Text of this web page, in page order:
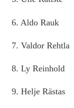
6. Aldo Rauk
7. Valdor Rehtla
8. Ly Reinhold
9. Helje Rästas